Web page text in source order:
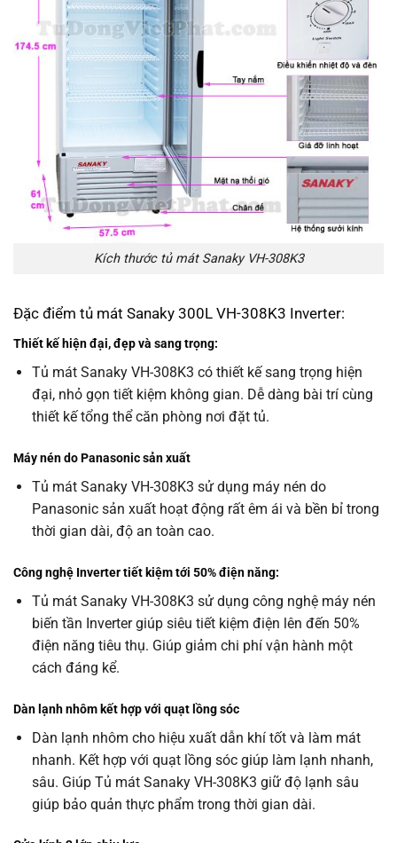
Kích thước tủ mát Sanaky VH-308K3
Đặc điểm tủ mát Sanaky 300L VH-308K3 Inverter:
Thiết kế hiện đại, đẹp và sang trọng:
Tủ mát Sanaky VH-308K3 có thiết kế sang trọng hiện
đại, nhỏ gọn tiết kiệm không gian. Dễ dàng bài trí cùng
thiết kế tổng thể căn phòng nơi đặt tủ.
Máy nén do Panasonic sản xuất
Tủ mát Sanaky VH-308K3 sử dụng máy nén do
Panasonic sản xuất hoạt động rất êm ái và bền bỉ trong
thời gian dài, độ an toàn cao.
Công nghệ Inverter tiết kiệm tới 50% điện năng:
Tủ mát Sanaky VH-308K3 sử dụng công nghệ máy nén
biến tần Inverter giúp siêu tiết kiệm điện lên đến 50%
điện năng tiêu thụ. Giúp giảm chi phí vận hành một
cách đáng kể.
Dàn lạnh nhôm kết hợp với quạt lồng sóc
Dàn lạnh nhôm cho hiệu xuất dẫn khí tốt và làm mát
nhanh. Kết hợp với quạt lồng sóc giúp làm lạnh nhanh,
sâu. Giúp Tủ mát Sanaky VH-308K3 giữ độ lạnh sâu
giúp bảo quản thực phẩm trong thời gian dài.